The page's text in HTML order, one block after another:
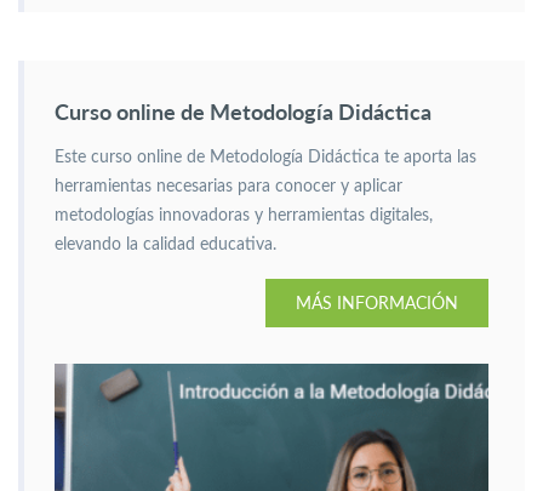
Curso online de Metodología Didáctica
Este curso online de Metodología Didáctica te aporta las
herramientas necesarias para conocer y aplicar
metodologías innovadoras y herramientas digitales,
elevando la calidad educativa.
MÁS INFORMACIÓN